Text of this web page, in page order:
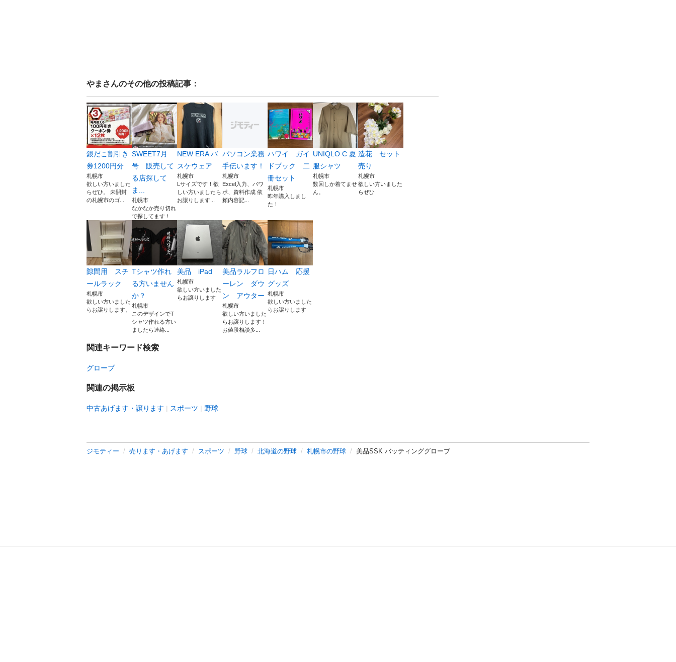
やま さんのその他の投稿記事：
銀だこ割引き
券1200円分
札幌市
欲しい方いました
らぜひ。 未開封
の札幌市のゴ...
SWEET7月
号 販売して
る店探して
ま...
札幌市
なかなか売り切れ
で探してます！
NEW ERA バ
スケウェア
札幌市
Lサイズです！欲
しい方いましたら
お譲りします...
パソコン業務
手伝います！
札幌市
Excel入力、パワ
ポ、資料作成 依
頼内容記...
ハワイ ガイ
ドブック 二
冊セット
札幌市
昨年購入しまし
た！
UNIQLO C 夏
服シャツ
札幌市
数回しか着てませ
ん。
造花 セット
売り
札幌市
欲しい方いました
らぜひ
隙間用 スチ
ールラック
札幌市
欲しい方いました
らお譲りします。
Tシャツ作れ
る方いません
か？
札幌市
このデザインでT
シャツ作れる方い
ましたら連絡...
美品 iPad
札幌市
欲しい方いました
らお譲りします
美品ラルフロ
ーレン ダウ
ン アウター
札幌市
欲しい方いました
らお譲りします！
お値段相談多...
日ハム 応援
グッズ
札幌市
欲しい方いました
らお譲りします
関連キーワード検索
グローブ
関連の掲示板
中古あげます・譲ります スポーツ 野球
ジモティー 売ります・あげます スポーツ 野球 北海道の野球 札幌市の野球 美品SSK バッティンググローブ